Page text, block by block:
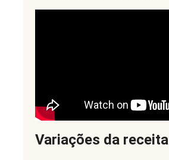
Variações da receita